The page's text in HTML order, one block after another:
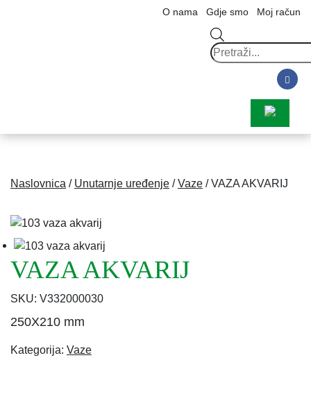
O nama Gdje smo Moj račun
search
Naslovnica / Unutarnje uređenje /Vaze / VAZA AKVARIJ
VAZA AKVARIJ
SKU: V332000030
250X210 mm
Kategorija: Vaze